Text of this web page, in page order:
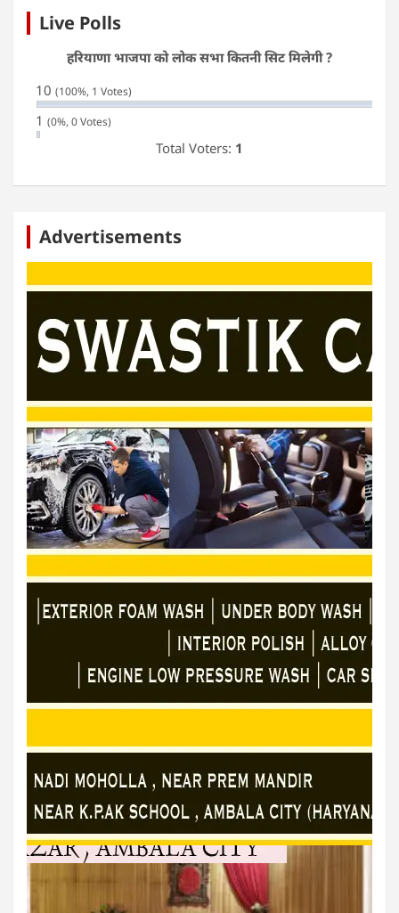
Live Polls
हरियाणा भाजपा को लोक सभा कितनी सिट मिलेगी ?
10 (100%, 1 Votes)
1 (0%, 0 Votes)
Total Voters: 1
Advertisements